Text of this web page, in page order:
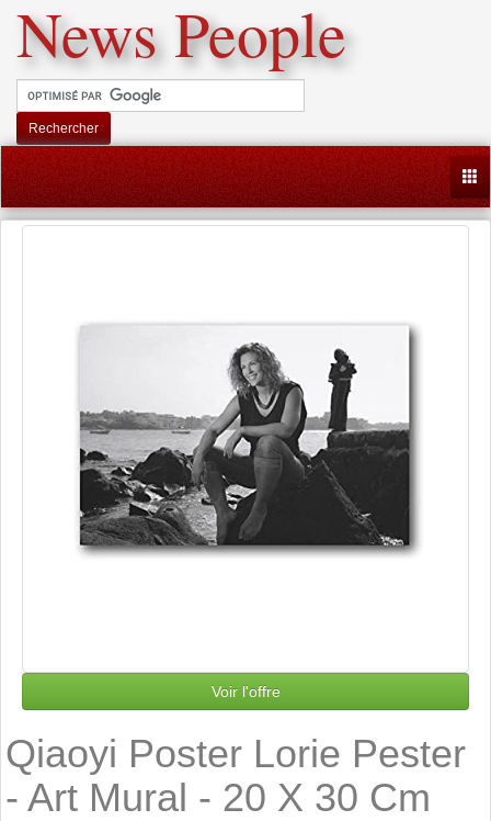
News People
Rechercher
Voir l'offre
Qiaoyi Poster Lorie Pester
- Art Mural - 20 X 30 Cm